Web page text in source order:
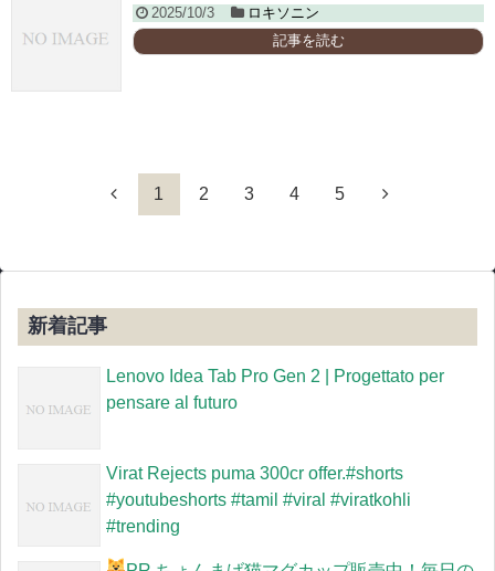
2025/10/3
ロキソニン
記事を読む
1 2 3 4 5
新着記事
Lenovo Idea Tab Pro Gen 2 | Progettato per
pensare al futuro
Virat Rejects puma 300cr offer.#shorts
#youtubeshorts #tamil #viral #viratkohli
#trending